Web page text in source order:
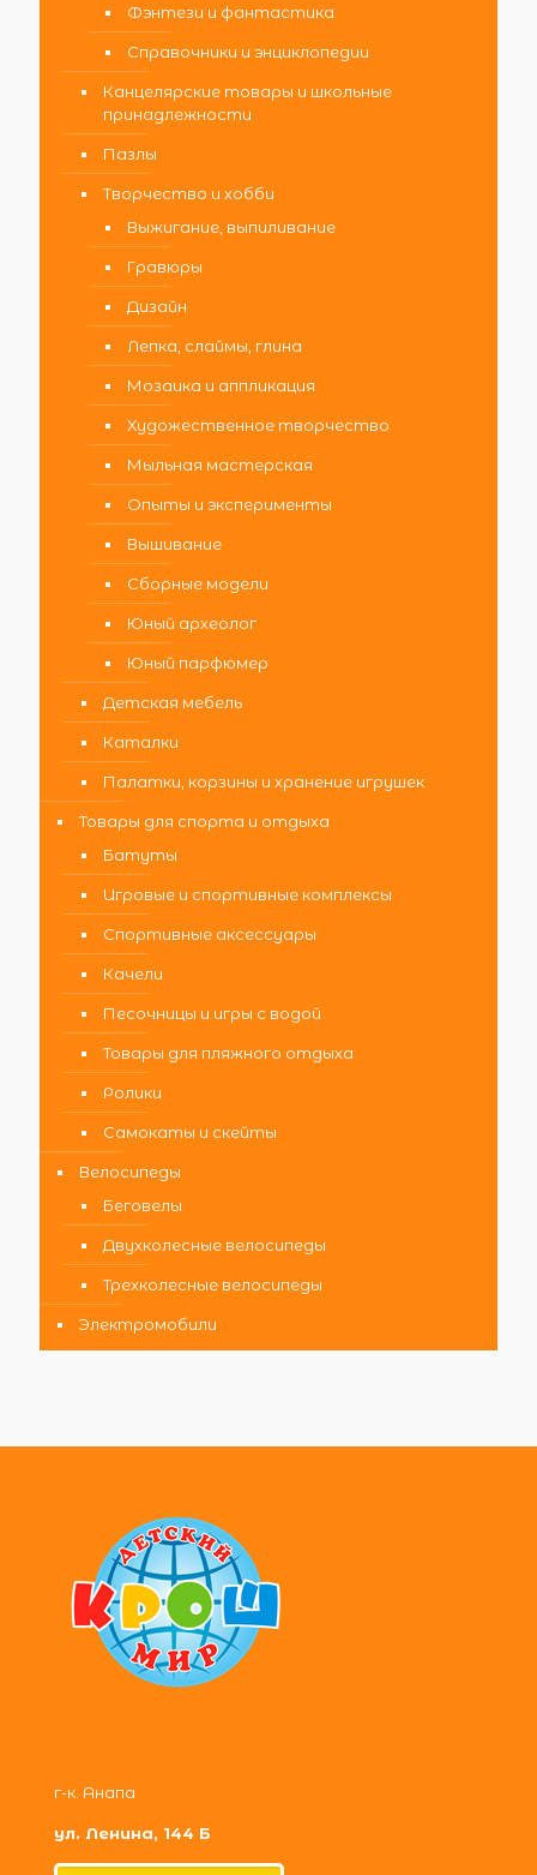
Фэнтези и фантастика
Справочники и энциклопедии
Канцелярские товары и школьные
принадлежности
Пазлы
Творчество и хобби
Выжигание, выпиливание
Гравюры
Дизайн
Лепка, слаймы, глина
Мозаика и аппликация
Художественное творчество
Мыльная мастерская
Опыты и эксперименты
Вышивание
Сборные модели
Юный археолог
Юный парфюмер
Детская мебель
Каталки
Палатки, корзины и хранение игрушек
Товары для спорта и отдыха
Батуты
Игровые и спортивные комплексы
Спортивные аксессуары
Качели
Песочницы и игры с водой
Товары для пляжного отдыха
Ролики
Самокаты и скейты
Велосипеды
Беговелы
Двухколесные велосипеды
Трехколесные велосипеды
Электромобили
г-к. Анапа
ул. Ленина, 144 Б